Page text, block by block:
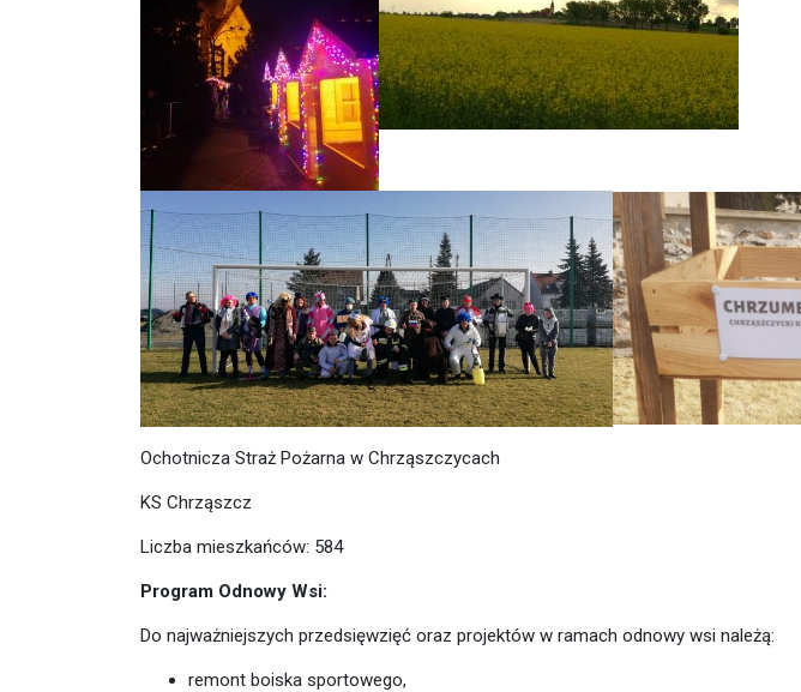
Ochotnicza Straż Pożarna w Chrząszczycach
KS Chrząszcz
Liczba mieszkańców: 584
Program Odnowy Wsi:
Do najważniejszych przedsięwzięć oraz projektów w ramach odnowy wsi należą:
remont boiska sportowego,